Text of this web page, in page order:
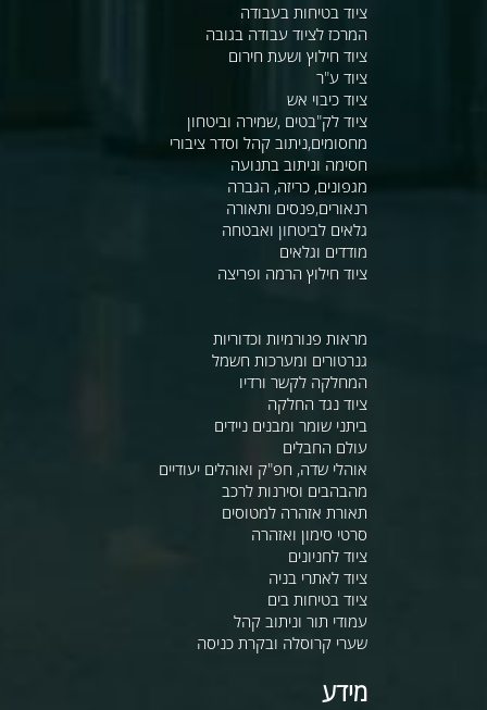
ציוד בטיחות בעבודה
המרכז לציוד עבודה בגובה
ציוד חילוץ ושעת חירום
ציוד ע"ר
ציוד כיבוי אש
ציוד לק"בטים ,שמירה וביטחון
מחסומים,ניתוב קהל וסדר ציבורי
חסימה וניתוב בתנועה
מגפונים, כריזה, הגברה
רנאורים,פנסים ותאורה
גלאים לביטחון ואבטחה
מודדים וגלאים
ציוד חילוץ הרמה ופריצה
מראות פנורמיות וכדוריות
גנרטורים ומערכות חשמל
המחלקה לקשר ורדיו
ציוד נגד החלקה
ביתני שומר ומבנים ניידים
עולם החבלים
אוהלי שדה, חפ"ק ואוהלים יעודיים
מהבהבים וסירנות לרכב
תאורת אזהרה למטוסים
סרטי סימון ואזהרה
ציוד לחניונים
ציוד לאתרי בניה
ציוד בטיחות בים
עמודי תור וניתוב קהל
שערי קרוסלה ובקרת כניסה
מידע